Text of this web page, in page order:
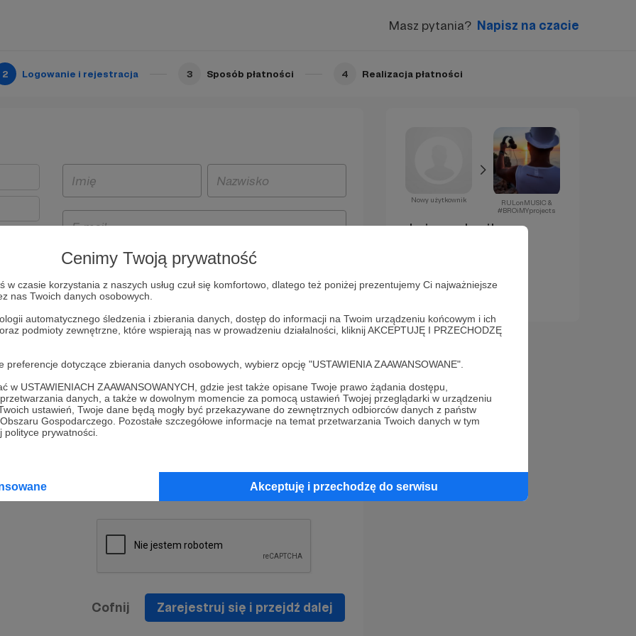
Cenimy Twoją prywatność
w czasie korzystania z naszych usług czuł się komfortowo, dlatego też poniżej prezentujemy Ci najważniejsze
nas Twoich danych osobowych.
automatycznego śledzenia i zbierania danych, dostęp do informacji na Twoim urządzeniu końcowym i ich
podmioty zewnętrzne, które wspierają nas w prowadzeniu działalności, kliknij AKCEPTUJĘ I PRZECHODZĘ
dotyczące zbierania danych osobowych, wybierz opcję "USTAWIENIA ZAAWANSOWANE".
w USTAWIENIACH ZAAWANSOWANYCH, gdzie jest także opisane Twoje prawo żądania dostępu,
danych, a także w dowolnym momencie za pomocą ustawień Twojej przeglądarki w urządzeniu
ustawień, Twoje dane będą mogły być przekazywane do zewnętrznych odbiorców danych z państw
Gospodarczego. Pozostałe szczegółowe informacje na temat przetwarzania Twoich danych w tym
prywatności.
Akceptuję i przechodzę do serwisu
Masz pytania? Napisz na czacie
2 Logowanie i rejestracja 3 Sposób płatności 4 Realizacja płatności
i
będą
z
prawo
na
Politykę Prywatności
* Wyrażam zgodę na przetwarzanie moich danych
osobowych podanych w formularzu rejestracyjnym w celu
prawidłowego świadczenia usług serwisu Patronite.
informacji handlowych - newslettera. Opcja ta może zostać
Cofnij Zarejestruj się i przejdź dalej
Nowy użytkownik
RULonMUSIC &
#BROiMYprojects
Już za chwilę